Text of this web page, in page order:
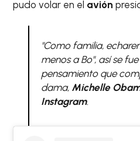
pudo volar en el avión
"Como familia,
menos a Bo", así se
pensamiento que
dama, Michelle
Instagram.